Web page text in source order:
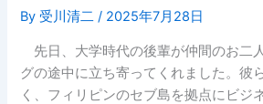
By 受川清二/ 2025年7月28日
先日、大学時代の後輩が仲間のお二
グの途中に立ち寄ってくれました。彼
く、フィリピンのセブ島を拠点にビジ